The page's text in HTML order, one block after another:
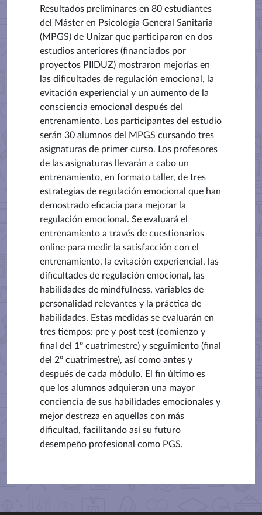
Resultados preliminares en 80 estudiantes
del Máster en Psicología General Sanitaria
(MPGS) de Unizar que participaron en dos
estudios anteriores (financiados por
proyectos PIIDUZ) mostraron mejorías en
las dificultades de regulación emocional, la
evitación experiencial y un aumento de la
consciencia emocional después del
entrenamiento. Los participantes del estudio
serán 30 alumnos del MPGS cursando tres
asignaturas de primer curso. Los profesores
de las asignaturas llevarán a cabo un
entrenamiento, en formato taller, de tres
estrategias de regulación emocional que han
demostrado eficacia para mejorar la
regulación emocional. Se evaluará el
entrenamiento a través de cuestionarios
online para medir la satisfacción con el
entrenamiento, la evitación experiencial, las
dificultades de regulación emocional, las
habilidades de mindfulness, variables de
personalidad relevantes y la práctica de
habilidades. Estas medidas se evaluarán en
tres tiempos: pre y post test (comienzo y
final del 1º cuatrimestre) y seguimiento (final
del 2º cuatrimestre), así como antes y
después de cada módulo. El fin último es
que los alumnos adquieran una mayor
conciencia de sus habilidades emocionales y
mejor destreza en aquellas con más
dificultad, facilitando así su futuro
desempeño profesional como PGS.